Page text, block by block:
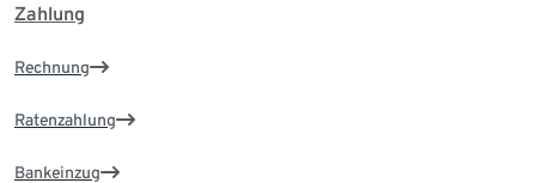
Zahlung
Rechnung
Ratenzahlung
Bankeinzug